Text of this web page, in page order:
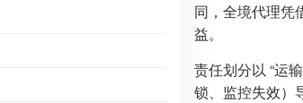
同，全境代理凭
益。
责任划分以 “运
锁、监控失效）